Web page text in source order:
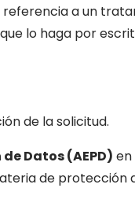
referencia a un
lo haga por
de la solicitud.
Datos (AEPD) en
de protección